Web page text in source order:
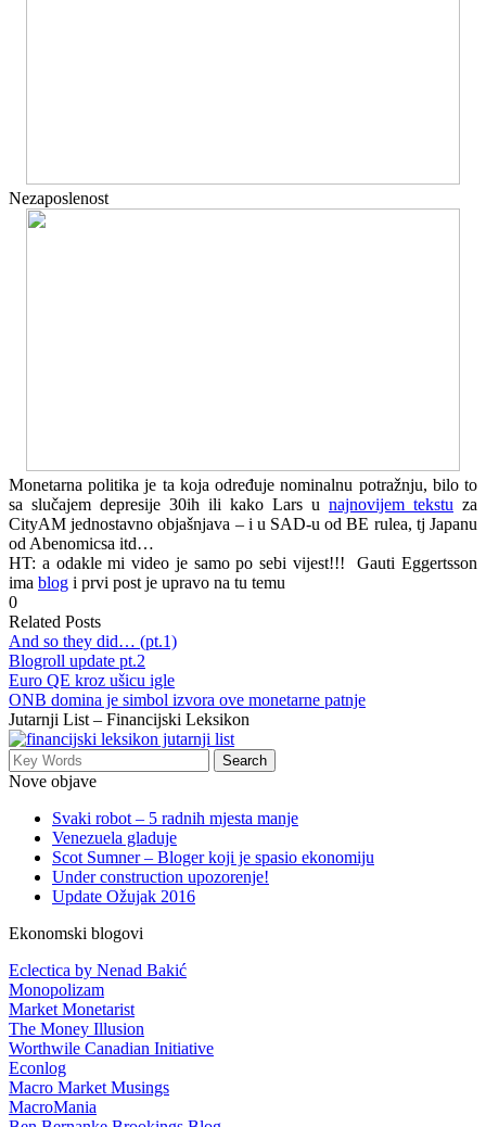
Nezaposlenost
Monetarna politika je ta koja određuje nominalnu potražnju, bilo to
sa slučajem depresije 30ih ili kako Lars u najnovijem tekstu za
CityAM jednostavno objašnjava – i u SAD-u od BE rulea, tj Japanu
od Abenomicsa itd…
HT: a odakle mi video je samo po sebi vijest!!! Gauti Eggertsson
ima blog i prvi post je upravo na tu temu
0
Related Posts
And so they did… (pt.1)
Blogroll update pt.2
Euro QE kroz ušicu igle
ONB domina je simbol izvora ove monetarne patnje
Jutarnji List – Financijski Leksikon
Nove objave
Svaki robot – 5 radnih mjesta manje
Venezuela gladuje
Scot Sumner – Bloger koji je spasio ekonomiju
Under construction upozorenje!
Update Ožujak 2016
Ekonomski blogovi
Eclectica by Nenad Bakić
Monopolizam
Market Monetarist
The Money Illusion
Worthwile Canadian Initiative
Econlog
Macro Market Musings
MacroMania